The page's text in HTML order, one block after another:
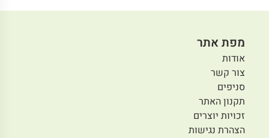
מפת אתר
אודות
צור קשר
סניפים
תקנון האתר
זכויות יוצרים
הצהרת נגישות